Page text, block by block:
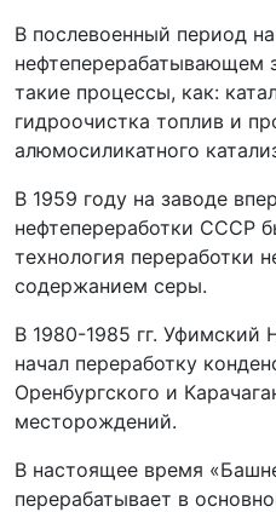
В послевоенный период
нефтеперерабатывающем
такие процессы, как:
гидроочистка топлив и
алюмосиликатного
В 1959 году на заводе
нефтепереработки СССР
технология переработки
содержанием серы.
В 1980-1985 гг.
начал переработку
Оренбургского и
месторождений.
В настоящее время
перерабатывает в